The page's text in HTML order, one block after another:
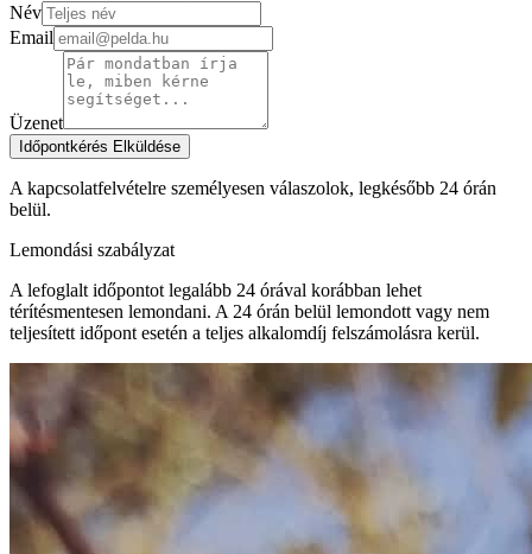
Csongrád, Szegedi út 1.
Irodaépület, 2. emelet
Google Maps
Waze
Telefonos bejelentkezés
+36 30 574 1012
Csongrád
Név
Email
Üzenet
Időpontkérés Elküldése
A kapcsolatfelvételre személyesen válaszolok, legkésőbb 24 órán
belül.
Lemondási szabályzat